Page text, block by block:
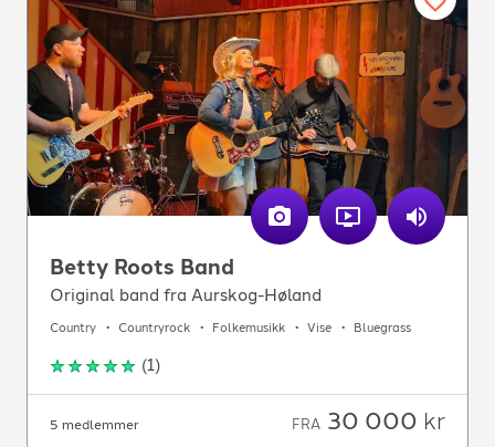
Betty Roots Band
Original band fra Aurskog-Høland
Country Countryrock Folkemusikk Vise Bluegrass
(1)
5 medlemmer FRA 30 000 kr